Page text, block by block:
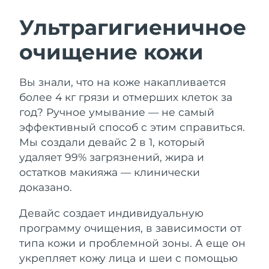
Ультрагигиеничное
очищение кожи
Вы знали, что на коже накапливается
более 4 кг грязи и отмерших клеток за
год? Ручное умывание — не самый
эффективный способ с этим справиться.
Мы создали девайс 2 в 1, который
удаляет 99% загрязнений, жира и
остатков макияжа — клинически
доказано.
Девайс создает индивидуальную
программу очищения, в зависимости от
типа кожи и проблемной зоны. А еще он
укрепляет кожу лица и шеи с помощью
LUNA™ 4 набор
Anti-aging massage
LUNA™ 4 Plus
Massage, LED heating
LUNA™ 4 Men
For men, anti-aging massage
BEAR™ 2 набор
Microcurrent toning
BEAR™ 2 go
Microcurrent toning on-the-go
BEAR™ 2 eyes & lips
Microcurrent line smoothing device
Увлажнение
UFO™ 3 набор
UFO™ 3 LED
Near-infrared and red light therapy
device
Забота о полости рта
issa™ 4
issa™ 4 plus
Smart hybrid silicone sonic toothbrush
FAQ™ АНТИВОЗРАСТНОЙ УХОД
Омоложение LED-процедуры
Австралия
Ожидаемая дата доставки
Австрия
Ожидаемая дата доставки
10/08/2026
Бахрейн
11/08/2026
Бельгия
Ожидаемая дата доставки
Босния и
Герцеговина
Ожидаемая дата доставки
13/08/2026